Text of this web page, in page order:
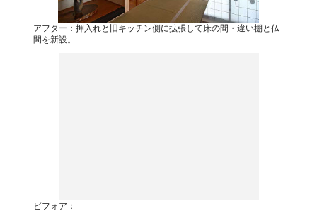
アフター：押入れと旧キッチン側に拡張して床の間・違い棚と仏
間を新設。
ビフォア：